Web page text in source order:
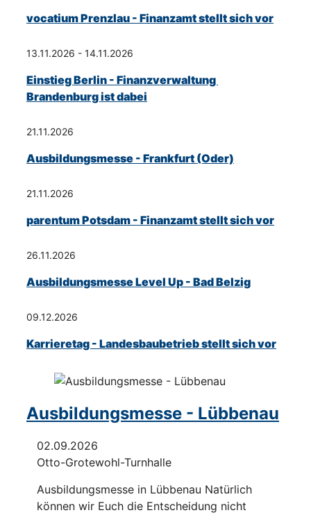
vocatium Prenzlau - Finanzamt stellt sich vor
13.11.2026 - 14.11.2026
Einstieg Berlin - Finanzverwaltung
Brandenburg ist dabei
21.11.2026
Ausbildungsmesse - Frankfurt (Oder)
21.11.2026
parentum Potsdam - Finanzamt stellt sich vor
26.11.2026
Ausbildungsmesse Level Up - Bad Belzig
09.12.2026
Karrieretag - Landesbaubetrieb stellt sich vor
Ausbildungsmesse - Lübbenau
02.09.2026
Otto-Grotewohl-Turnhalle
Ausbildungsmesse in Lübbenau Natürlich
können wir Euch die Entscheidung nicht